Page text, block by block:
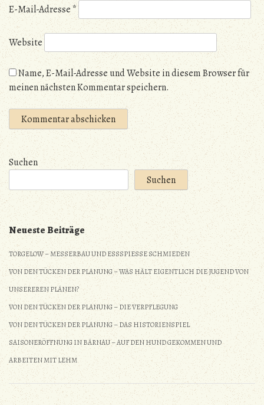
E-Mail-Adresse*
Website
Name, E-Mail-Adresse und Website in diesem Browser für
meinen nächsten Kommentar speichern.
Suchen
Suchen
Neueste Beiträge
TORGELOW – MESSERBAU UND ESSSPIESSE SCHMIEDEN
VON DEN TÜCKEN DER PLANUNG – WAS HÄLT EIGENTLICH DIE JUGEND VON
UNSEREREN PLÄNEN?
VON DEN TÜCKEN DER PLANUNG – DIE VERPFLEGUNG
VON DEN TÜCKEN DER PLANUNG – DAS HISTORIENSPIEL
SAISONERÖFFNUNG IN BÄRNAU – AUF DEN HUND GEKOMMEN UND
ARBEITEN MIT LEHM